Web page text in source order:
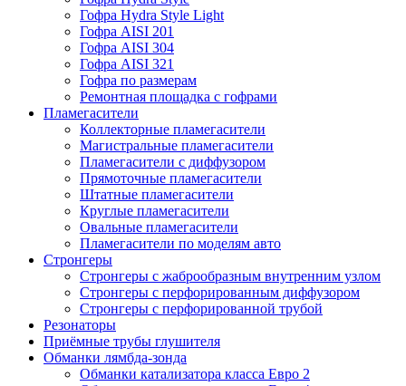
Гофра Hydra Style Light
Гофра AISI 201
Гофра AISI 304
Гофра AISI 321
Гофра по размерам
Ремонтная площадка с гофрами
Пламегасители
Коллекторные пламегасители
Магистральные пламегасители
Пламегасители с диффузором
Прямоточные пламегасители
Штатные пламегасители
Круглые пламегасители
Овальные пламегасители
Пламегасители по моделям авто
Стронгеры
Стронгеры с жаброобразным внутренним узлом
Стронгеры с перфорированным диффузором
Стронгеры с перфорированной трубой
Резонаторы
Приёмные трубы глушителя
Обманки лямбда-зонда
Обманки катализатора класса Евро 2